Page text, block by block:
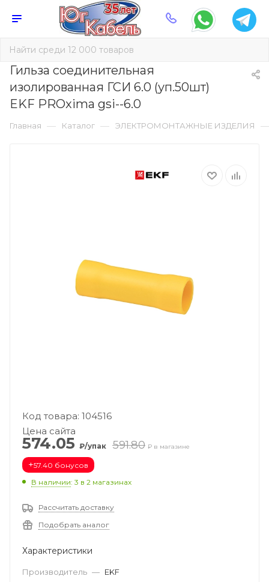
Гильза соединительная
изолированная ГСИ 6.0 (уп.50шт)
EKF PROxima gsi--6.0
Главная — Каталог — ЭЛЕКТРОМОНТАЖНЫЕ ИЗДЕЛИЯ —
Код товара: 104516
Цена сайта
574.05 ₽/упак 591.80 ₽ в магазине
+57.40 бонусов
В наличии: 3 в 2 магазинах
Рассчитать доставку
Подобрать аналог
Характеристики
Производитель — EKF